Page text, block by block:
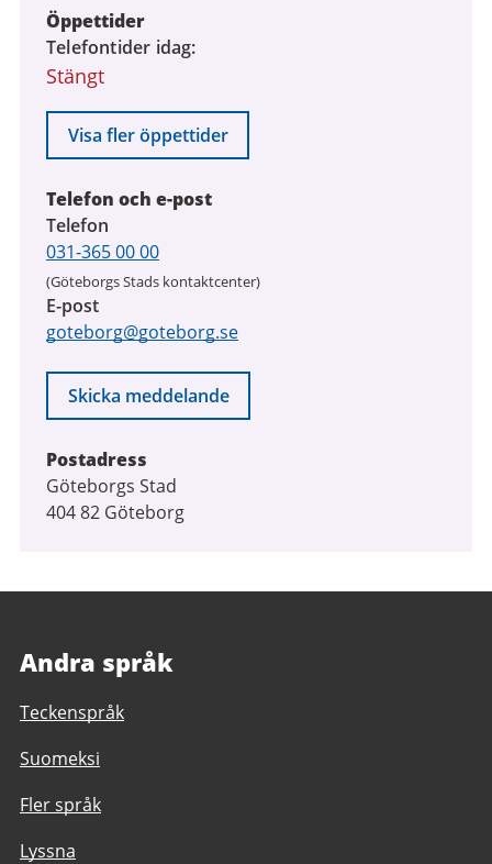
Öppettider
Telefontider idag
Stängt
Visa fler öppettider
Telefon och e-post
Telefon
031-365 00 00
(Göteborgs Stads kontaktcenter)
E-post
goteborg@goteborg.se
Skicka meddelande
Postadress
Göteborgs Stad
404 82 Göteborg
Andra språk
Teckenspråk
Suomeksi
Fler språk
Lyssna